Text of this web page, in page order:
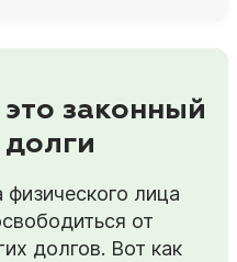
законный
долги
лица
от
долгов. Вот как